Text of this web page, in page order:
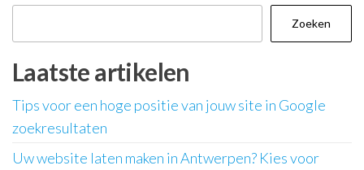
Zoeken
Laatste artikelen
Tips voor een hoge positie van jouw site in Google
zoekresultaten
Uw website laten maken in Antwerpen? Kies voor